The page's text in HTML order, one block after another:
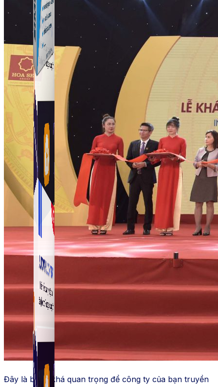
Auto Viral Content
Công cụ đặt lịch, đăng bài tự động cho hàng loạt
Fanpage.
Simple Zalo
Hỗ trợ kết bạn, gửi tin nhắn chăm sóc khách hàng trên
Zalo.
Đây là bước khá quan trọng để công ty của bạn truyền